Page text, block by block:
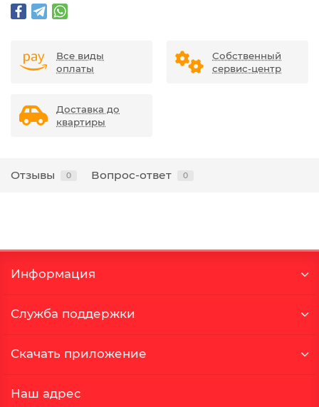
Все виды
оплаты
Собственный
сервис-центр
Доставка до
квартиры
Отзывы 0 Вопрос-ответ 0
Информация
Служба поддержки
Скачать приложение
Наш адрес